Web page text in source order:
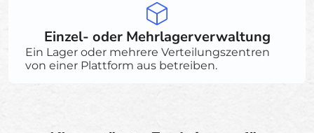
Einzel- oder Mehrlagerverwaltung
Ein Lager oder mehrere Verteilungszentren
von einer Plattform aus betreiben.